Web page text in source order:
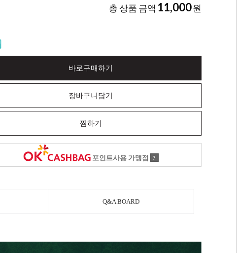
총 상품 금액 11,000원
바로구매하기
장바구니담기
찜하기
포인트사용 가맹점 ?
Q&A BOARD